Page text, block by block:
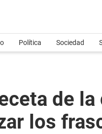
Política Sociedad
de
los